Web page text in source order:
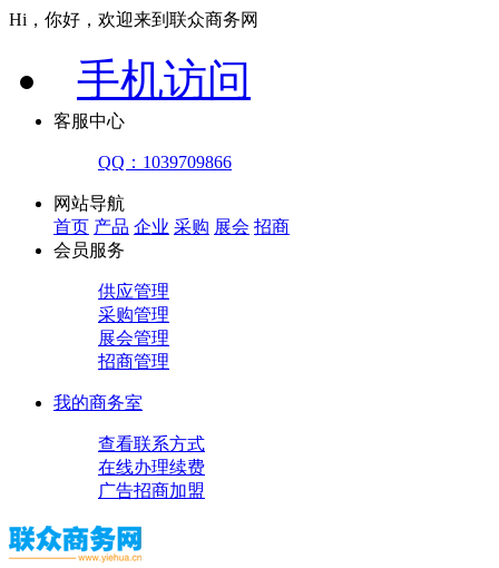
Hi，你好，欢迎来到联众商务网
手机访问
客服中心
QQ：1039709866
网站导航
首页 产品 企业 采购 展会 招商
会员服务
供应管理
采购管理
展会管理
招商管理
我的商务室
查看联系方式
在线办理续费
广告招商加盟